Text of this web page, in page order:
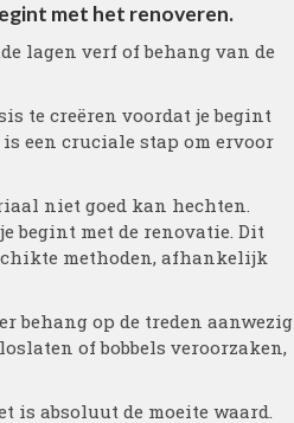
met het renoveren.
lagen verf of behang van de
te creëren voordat je begint
een cruciale stap om ervoor
niet goed kan hechten.
begint met de renovatie. Dit
methoden, afhankelijk
behang op de treden aanwezig
of bobbels veroorzaken,
is absoluut de moeite waard.